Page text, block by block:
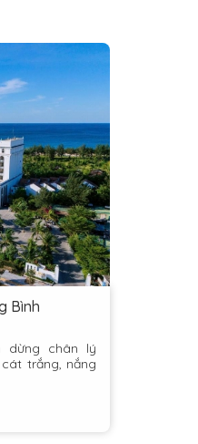
Bình
dừng chân lý
trắng, nắng